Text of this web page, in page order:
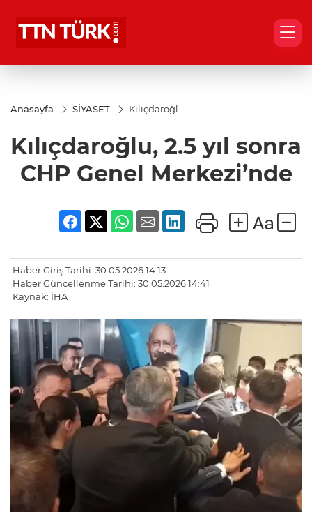
Anasayfa SİYASET
Kılıçdaroğlu,
Merkezi’nde
Kılıçdaroğlu, 2.5 yıl sonra
CHP Genel Merkezi’nde
Haber Giriş Tarihi: 30.05.2026 14:13
Haber Güncellenme Tarihi: 30.05.2026 14:41
Kaynak: İHA